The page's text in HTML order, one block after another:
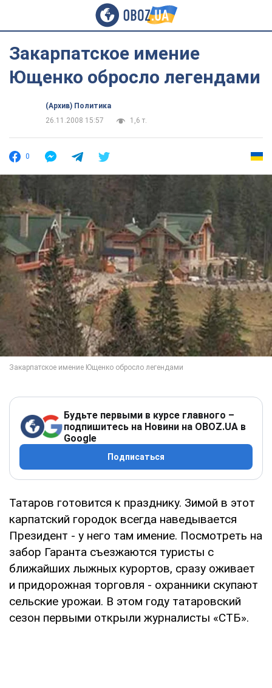
Закарпатское имение
Ющенко обросло легендами
(Архив) Политика
26.11.2008 15:57
1,6 т.
0
Будьте первыми в курсе главного –
подпишитесь на Новини на OBOZ.UA в
Google
Подписаться
Татаров готовится к празднику. Зимой в этот
карпатский городок всегда наведывается
Президент - у него там имение. Посмотреть на
забор Гаранта съезжаются туристы с
ближайших лыжных курортов, сразу оживает
и придорожная торговля - охранники скупают
сельские урожаи. В этом году татаровский
сезон первыми открыли журналисты «СТБ».